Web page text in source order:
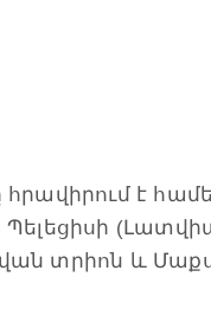
հրավիրում է
տրիոն և